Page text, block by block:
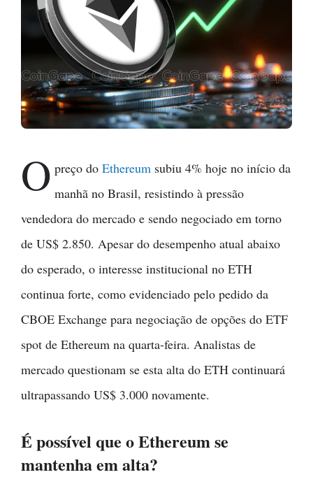
O preço doEthereum subiu 4% hoje no início da
manhã no Brasil, resistindo à pressão
vendedora do mercado e sendo negociado em torno
de US$ 2.850. Apesar do desempenho atual abaixo
do esperado, o interesse institucional no ETH
continua forte, como evidenciado pelo pedido da
CBOE Exchange para negociação de opções do ETF
spot de Ethereum na quarta-feira. Analistas de
mercado questionam se esta alta do ETH continuará
ultrapassando US$ 3.000 novamente.
É possível que o Ethereum se
mantenha em alta?